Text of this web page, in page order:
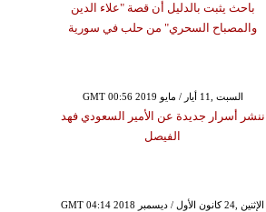
باحث يثبت بالدليل أن قصة "علاء الدين
والمصباح السحري" من حلب في سورية
GMT 00:56 2019 السبت ,11 أيار / مايو
ننشر أسرار جديدة عن الأمير السعودي فهد
الفيصل
GMT 04:14 2018 الإثنين ,24 كانون الأول / ديسمبر